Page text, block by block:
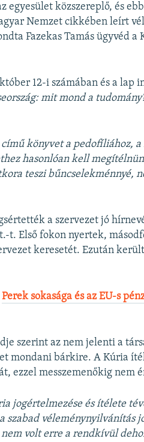
egyesület közszereplő, és
Nemzet cikkében leírt
Fazekas Tamás ügyvéd
12-i számában és a lap
mit mond a
című könyvet a pedofíliához,
hasonlóan kell
teszi bűncselekménnyé,
a szervezet jó
t. Első fokon nyertek,
keresetét. Ezután
Perek sokasága és az EU-s
szerint az nem jelenti a
mondani bárkire. A Kúria
ezzel messzemenőkig nem
jogértelmezése és ítélete
szabad véleménynyilvánítás
volt erre a rendkívül